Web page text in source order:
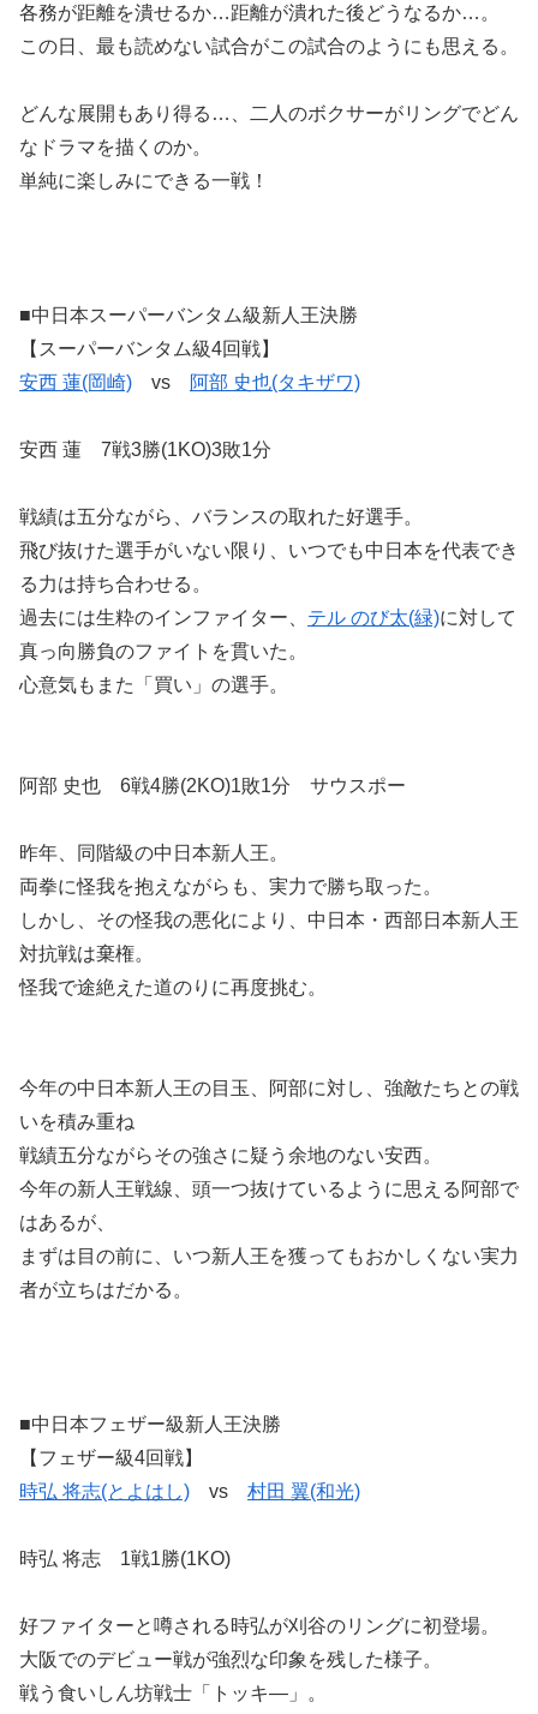
各務が距離を潰せるか…距離が潰れた後どうなるか…。
この日、最も読めない試合がこの試合のようにも思える。
どんな展開もあり得る…、二人のボクサーがリングでどん
なドラマを描くのか。
単純に楽しみにできる一戦！
■中日本スーパーバンタム級新人王決勝
【スーパーバンタム級4回戦】
安西 蓮(岡崎) vs 阿部 史也(タキザワ)
安西 蓮 7戦3勝(1KO)3敗1分
戦績は五分ながら、バランスの取れた好選手。
飛び抜けた選手がいない限り、いつでも中日本を代表でき
る力は持ち合わせる。
過去には生粋のインファイター、 テル のび太(緑)に対して
真っ向勝負のファイトを貫いた。
心意気もまた「買い」の選手。
阿部 史也 6戦4勝(2KO)1敗1分 サウスポー
昨年、同階級の中日本新人王。
両拳に怪我を抱えながらも、実力で勝ち取った。
しかし、その怪我の悪化により、中日本・西部日本新人王
対抗戦は棄権。
怪我で途絶えた道のりに再度挑む。
今年の中日本新人王の目玉、阿部に対し、強敵たちとの戦
いを積み重ね
戦績五分ながらその強さに疑う余地のない安西。
今年の新人王戦線、頭一つ抜けているように思える阿部で
はあるが、
まずは目の前に、いつ新人王を獲ってもおかしくない実力
者が立ちはだかる。
■中日本フェザー級新人王決勝
【フェザー級4回戦】
時弘 将志(とよはし) vs 村田 翼(和光)
時弘 将志 1戦1勝(1KO)
好ファイターと噂される時弘が刈谷のリングに初登場。
大阪でのデビュー戦が強烈な印象を残した様子。
戦う食いしん坊戦士「トッキ―」。